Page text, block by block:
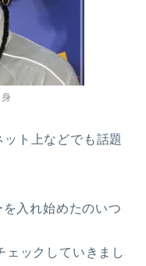
ット上などでも話題
入れ始めたのいつ
ェックしていきまし